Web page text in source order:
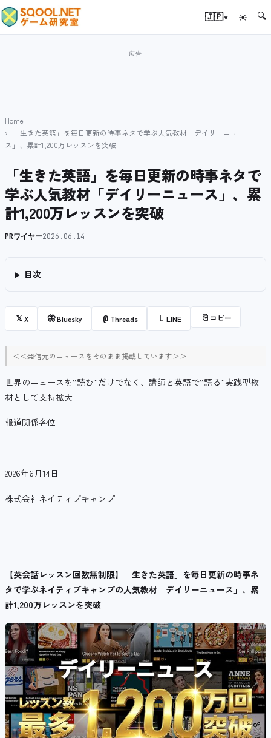
🇯🇵▾ ☀ 🔍
Home
「生きた英語」を毎日更新の時事ネタで学ぶ人気教材「デイリーニュー
ス」、累計1,200万レッスンを突破
「生きた英語」を毎日更新の時事ネタで
学ぶ人気教材「デイリーニュース」、累
計1,200万レッスンを突破
PRワイヤー2026.06.14
目次
𝕏X 🦋Bluesky @ Threads L LINE ⎘ コピー
＜＜発信元のニュースをそのまま掲載しています＞＞
世界のニュースを“読む”だけでなく、講師と英語で“語る”実践型教
材として支持拡大
報道関係各位
2026年6月14日
株式会社ネイティブキャンプ
【英会話レッスン回数無制限】「生きた英語」を毎日更新の時事ネ
タで学ぶネイティブキャンプの人気教材「デイリーニュース」、累
計1,200万レッスンを突破